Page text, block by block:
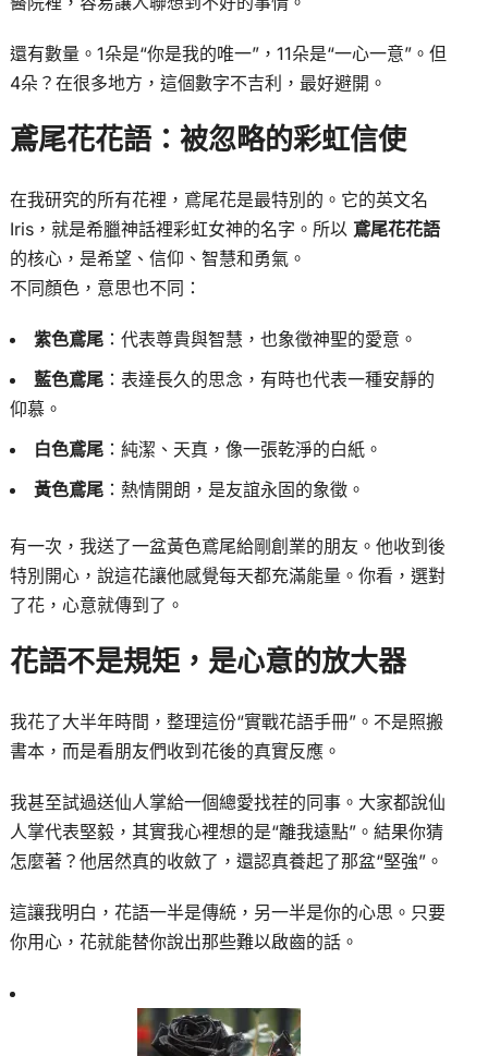
還有數量。1朵是“你是我的唯一”，11朵是“一心一意”。但
4朵？在很多地方，這個數字不吉利，最好避開。
鳶尾花花語：被忽略的彩虹信使
在我研究的所有花裡，鳶尾花是最特別的。它的英文名
Iris，就是希臘神話裡彩虹女神的名字。所以 鳶尾花花語
的核心，是希望、信仰、智慧和勇氣。
不同顏色，意思也不同：
紫色鳶尾：代表尊貴與智慧，也象徵神聖的愛意。
藍色鳶尾：表達長久的思念，有時也代表一種安靜的
仰慕。
白色鳶尾：純潔、天真，像一張乾淨的白紙。
黃色鳶尾：熱情開朗，是友誼永固的象徵。
有一次，我送了一盆黃色鳶尾給剛創業的朋友。他收到後
特別開心，說這花讓他感覺每天都充滿能量。你看，選對
了花，心意就傳到了。
花語不是規矩，是心意的放大器
我花了大半年時間，整理這份“實戰花語手冊”。不是照搬
書本，而是看朋友們收到花後的真實反應。
我甚至試過送仙人掌給一個總愛找茬的同事。大家都說仙
人掌代表堅毅，其實我心裡想的是“離我遠點”。結果你猜
怎麼著？他居然真的收斂了，還認真養起了那盆“堅強”。
這讓我明白，花語一半是傳統，另一半是你的心思。只要
你用心，花就能替你說出那些難以啟齒的話。